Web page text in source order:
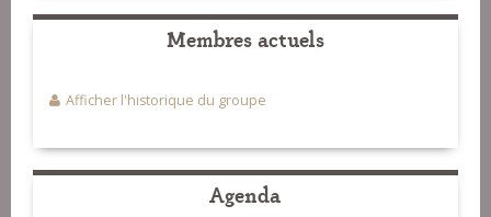
Membres actuels
Afficher l'historique du groupe
Agenda